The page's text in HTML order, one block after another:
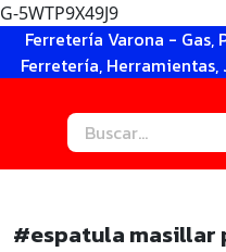
G-5WTP9X49J9
Ferretería Varona - Gas,
Ferretería,
#espatula masillar